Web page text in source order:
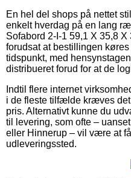
En hel del shops på nettet
enkelt hverdag på en lang
Sofabord 2-I-1 59,1 X 35,8
forudsat at bestillingen
tidspunkt, med
distribueret forud for at de
Indtil flere internet
i de fleste tilfælde kræves
pris. Alternativt kunne du
til levering, som ofte –
eller Hinnerup – vil være at
udleveringssted.